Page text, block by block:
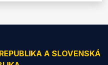
A SLOVENSKÁ